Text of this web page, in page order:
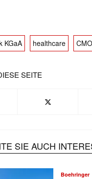
KGaA healthcare CMO
SEITE
SIE AUCH
Boehringer